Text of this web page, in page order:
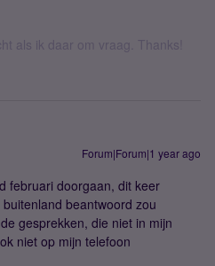
als ik daar om vraag. Thanks!
Forum|Forum|1 year ago
februari doorgaan, dit keer
beantwoord zou
gesprekken, die niet in mijn
niet op mijn telefoon